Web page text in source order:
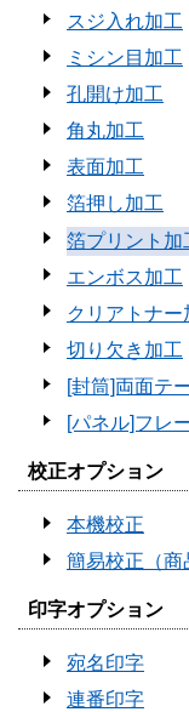
スジ入れ加工
ミシン目加工
孔開け加工
角丸加工
表面加工
箔押し加工
箔プリント加
エンボス加工
クリアトナー
切り欠き加工
[封筒]両面テ
[パネル]フレ
校正オプション
本機校正
簡易校正（商
印字オプション
宛名印字
連番印字